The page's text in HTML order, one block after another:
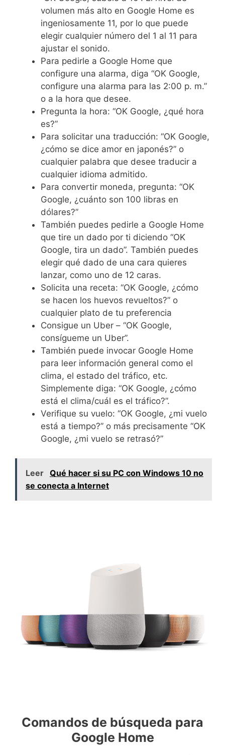
volumen más alto en Google Home es
ingeniosamente 11, por lo que puede
elegir cualquier número del 1 al 11 para
ajustar el sonido.
Para pedirle a Google Home que
configure una alarma, diga “OK Google,
configure una alarma para las 2:00 p. m.”
o a la hora que desee.
Pregunta la hora: “OK Google, ¿qué hora
es?”
Para solicitar una traducción: “OK Google,
¿cómo se dice amor en japonés?” o
cualquier palabra que desee traducir a
cualquier idioma admitido.
Para convertir moneda, pregunta: “OK
Google, ¿cuánto son 100 libras en
dólares?”
También puedes pedirle a Google Home
que tire un dado por ti diciendo “OK
Google, tira un dado”. También puedes
elegir qué dado de una cara quieres
lanzar, como uno de 12 caras.
Solicita una receta: “OK Google, ¿cómo
se hacen los huevos revueltos?” o
cualquier plato de tu preferencia
Consigue un Uber – “OK Google,
consígueme un Uber”.
También puede invocar Google Home
para leer información general como el
clima, el estado del tráfico, etc.
Simplemente diga: “OK Google, ¿cómo
está el clima/cuál es el tráfico?”.
Verifique su vuelo: “OK Google, ¿mi vuelo
está a tiempo?” o más precisamente “OK
Google, ¿mi vuelo se retrasó?”
Leer Qué hacer si su PC con Windows 10 no
se conecta a Internet
Comandos de búsqueda para
Google Home